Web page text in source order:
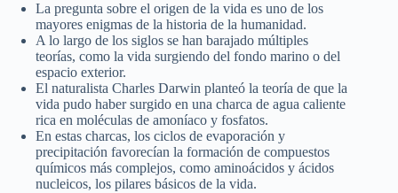
La pregunta sobre el origen de la vida es uno de los
mayores enigmas de la historia de la humanidad.
A lo largo de los siglos se han barajado múltiples
teorías, como la vida surgiendo del fondo marino o del
espacio exterior.
El naturalista Charles Darwin planteó la teoría de que la
vida pudo haber surgido en una charca de agua caliente
rica en moléculas de amoníaco y fosfatos.
En estas charcas, los ciclos de evaporación y
precipitación favorecían la formación de compuestos
químicos más complejos, como aminoácidos y ácidos
nucleicos, los pilares básicos de la vida.